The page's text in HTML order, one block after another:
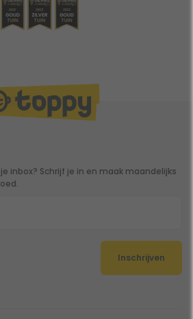
inbox? Schrijf je in en maak maandelijks
Inschrijven